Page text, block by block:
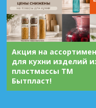
Акция на
для кухни изделий
пластмассы ТМ
Бытпласт!